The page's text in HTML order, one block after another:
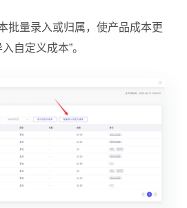
批量录入或归属，使产品成本更
自定义成本”。